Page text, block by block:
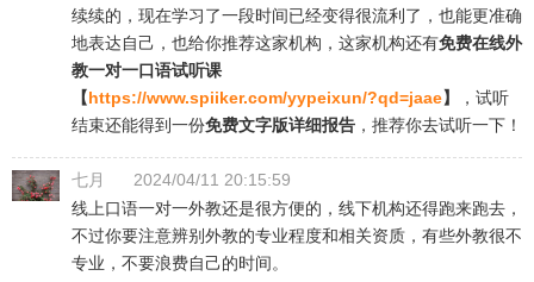
续续的，现在学习了一段时间已经变得很流利了，也能更准确
地表达自己，也给你推荐这家机构，这家机构还有免费在线外
教一对一口语试听课
【https://www.spiiker.com/yypeixun/?qd=jaae】
，试听
结束还能得到一份免费文字版详细报告 ，推荐你去试听一下！
七月
2024/04/11 20:15:59
线上口语一对一外教还是很方便的，线下机构还得跑来跑去，
不过你要注意辨别外教的专业程度和相关资质，有些外教很不
专业，不要浪费自己的时间。